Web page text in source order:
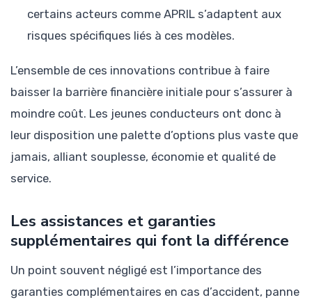
certains acteurs comme APRIL s’adaptent aux
risques spécifiques liés à ces modèles.
L’ensemble de ces innovations contribue à faire
baisser la barrière financière initiale pour s’assurer à
moindre coût. Les jeunes conducteurs ont donc à
leur disposition une palette d’options plus vaste que
jamais, alliant souplesse, économie et qualité de
service.
Les assistances et garanties
supplémentaires qui font la différence
Un point souvent négligé est l’importance des
garanties complémentaires en cas d’accident, panne